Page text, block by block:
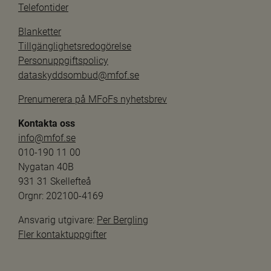
Telefontider
Blanketter
Tillgänglighetsredogörelse
Personuppgiftspolicy
dataskyddsombud@mfof.se
Prenumerera på MFoFs nyhetsbrev
Kontakta oss
info@mfof.se
010-190 11 00
Nygatan 40B
931 31 Skellefteå
Orgnr: 202100-4169
Ansvarig utgivare: Per Bergling
Fler kontaktuppgifter